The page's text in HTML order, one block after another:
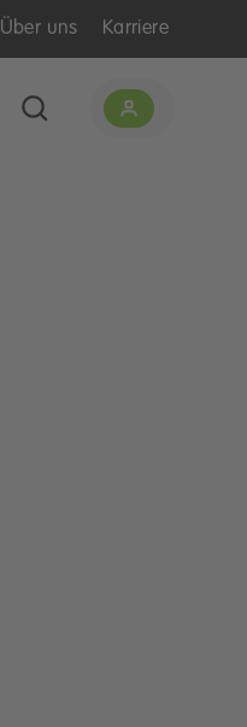
Über uns Karriere